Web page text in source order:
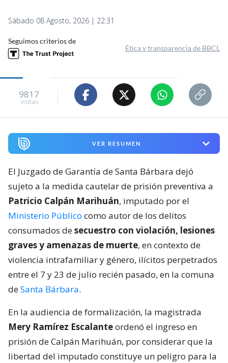
Sábado 08 Agosto, 2026 | 22:31
Seguimos criterios de
Ética y transparencia de BBCL
9817
visitas
VER RESUMEN
El Juzgado de Garantía de Santa Bárbara dejó
sujeto a la medida cautelar de prisión preventiva a
Patricio Calpán Marihuán, imputado por el
Ministerio Público como autor de los delitos
consumados desecuestro con violación, lesiones
graves y amenazas de muerte, en contexto de
violencia intrafamiliar y género, ilícitos perpetrados
entre el 7 y 23 de julio recién pasado, en la comuna
deSanta Bárbara.
En la audiencia de formalización, la magistrada
Mery Ramírez Escalanteordenó el ingreso en
prisión de Calpán Marihuán, por considerar que la
libertad del imputado constituye un peligro para la